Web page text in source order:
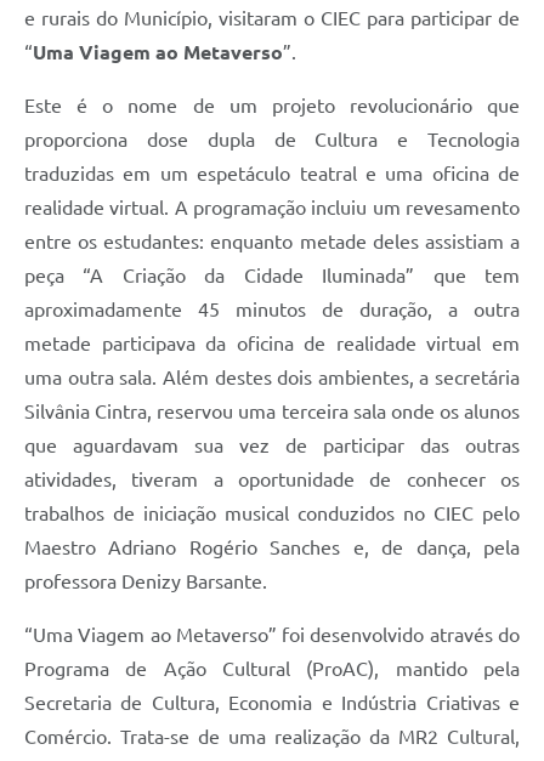
e rurais do Município, visitaram o CIEC para participar de
“Uma Viagem ao Metaverso”.
Este é o nome de um projeto revolucionário que
proporciona dose dupla de Cultura e Tecnologia
traduzidas em um espetáculo teatral e uma oficina de
realidade virtual. A programação incluiu um revesamento
entre os estudantes: enquanto metade deles assistiam a
peça “A Criação da Cidade Iluminada” que tem
aproximadamente 45 minutos de duração, a outra
metade participava da oficina de realidade virtual em
uma outra sala. Além destes dois ambientes, a secretária
Silvânia Cintra, reservou uma terceira sala onde os alunos
que aguardavam sua vez de participar das outras
atividades, tiveram a oportunidade de conhecer os
trabalhos de iniciação musical conduzidos no CIEC pelo
Maestro Adriano Rogério Sanches e, de dança, pela
professora Denizy Barsante.
“Uma Viagem ao Metaverso” foi desenvolvido através do
Programa de Ação Cultural (ProAC), mantido pela
Secretaria de Cultura, Economia e Indústria Criativas e
Comércio. Trata-se de uma realização da MR2 Cultural,